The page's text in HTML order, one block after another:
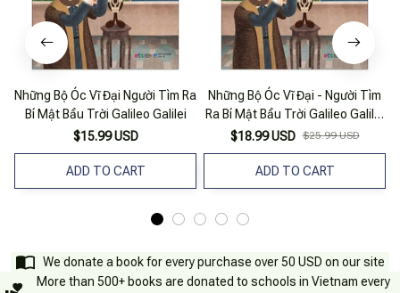
Những Bộ Óc Vĩ Đại Người Tìm Ra
Bí Mật Bầu Trời Galileo Galilei
$15.99 USD
ADD TO CART
Những Bộ Óc Vĩ Đại - Người Tìm
Ra Bí Mật Bầu Trời Galileo Galilei
(Tái Bản 2023)
$18.99 USD $25.99 USD
ADD TO CART
We donate a book for every purchase over 50 USD on our site
More than 500+ books are donated to schools in Vietnam every